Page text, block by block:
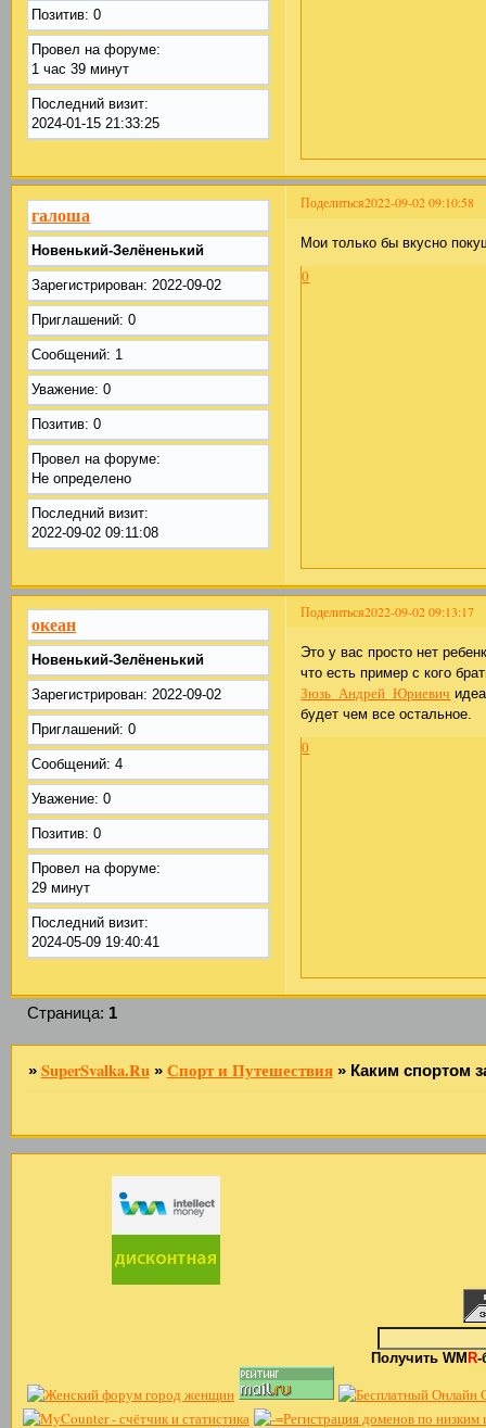
Позитив: 0
Провел на форуме:
1 час 39 минут
Последний визит:
2024-01-15 21:33:25
Поделиться2022-09-02 09:10:58
галоша
Новенький-Зелёненький
Зарегистрирован: 2022-09-02
Приглашений: 0
Сообщений: 1
Уважение: 0
Позитив: 0
Провел на форуме:
Не определено
Последний визит:
2022-09-02 09:11:08
Мои только бы вкусно
0
Поделиться2022-09-02 09:13:17
океан
Новенький-Зелёненький
Зарегистрирован: 2022-09-02
Приглашений: 0
Сообщений: 4
Уважение: 0
Позитив: 0
Провел на форуме:
29 минут
Последний визит:
2024-05-09 19:40:41
Это у вас просто нет
что есть пример с кого
Зюзь_Андрей_Юриевич
будет чем все остальное.
0
Страница: 1
» SuperSvalka.Ru » Спорт и Путешествия » Каким спортом
Получить WMR-